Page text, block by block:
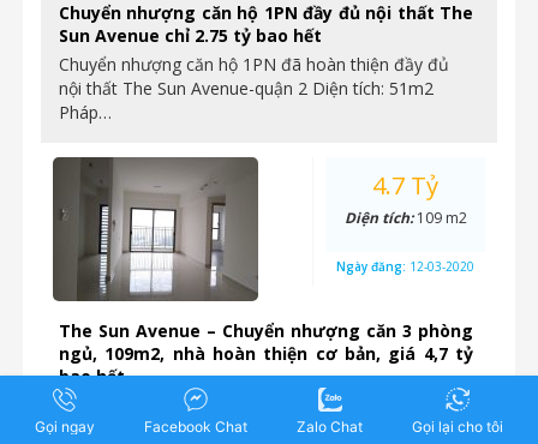
Chuyển nhượng căn hộ 1PN đầy đủ nội thất The
Sun Avenue chỉ 2.75 tỷ bao hết
Chuyển nhượng căn hộ 1PN đã hoàn thiện đầy đủ
nội thất The Sun Avenue-quận 2 Diện tích: 51m2
Pháp…
The Sun Avenue – Chuyển nhượng căn 3 phòng
ngủ, 109m2, nhà hoàn thiện cơ bản, giá 4,7 tỷ
bao hết
Chuyển nhượng căn 3 phòng ngủ, diện tích lớn nhất
dự án, The Sun Avenue số 28 Mai Chí Thọ,…
4.7 Tỷ
Diện tích:109 m2
Ngày đăng: 12-03-2020
Gọi ngay Facebook Chat Zalo Chat Gọi lại cho tôi